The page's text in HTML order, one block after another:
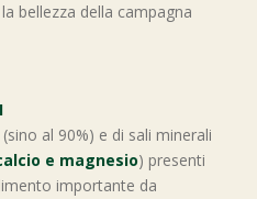
bellezza della campagna
al 90%) e di sali minerali
e magnesio) presenti
importante da